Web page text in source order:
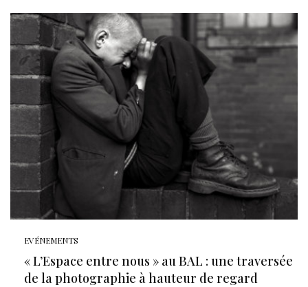
EVÉNEMENTS
« L’Espace entre nous » au BAL : une traversée
de la photographie à hauteur de regard